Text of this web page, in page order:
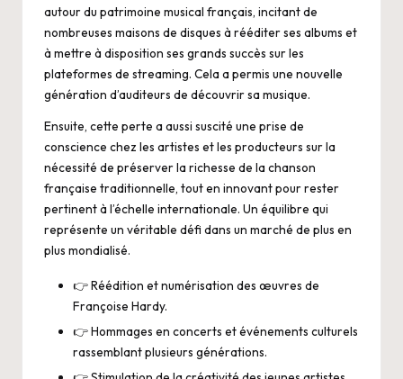
autour du patrimoine musical français, incitant de
nombreuses maisons de disques à rééditer ses albums et
à mettre à disposition ses grands succès sur les
plateformes de streaming. Cela a permis une nouvelle
génération d’auditeurs de découvrir sa musique.
Ensuite, cette perte a aussi suscité une prise de
conscience chez les artistes et les producteurs sur la
nécessité de préserver la richesse de la chanson
française traditionnelle, tout en innovant pour rester
pertinent à l’échelle internationale. Un équilibre qui
représente un véritable défi dans un marché de plus en
plus mondialisé.
👉 Réédition et numérisation des œuvres de
Françoise Hardy.
👉 Hommages en concerts et événements culturels
rassemblant plusieurs générations.